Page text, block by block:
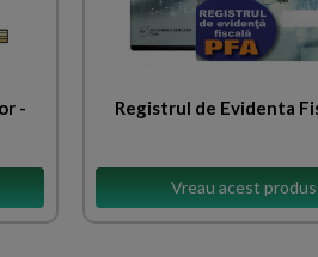
-
Registrul de Evidenta
Vreau acest